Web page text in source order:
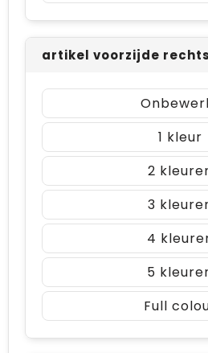
artikel voorzijde
1
2
3
4
5
Full